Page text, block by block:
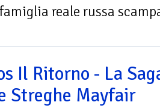
reale russa
Il Ritorno - La
Streghe Mayfair